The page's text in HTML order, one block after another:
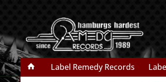
Label Remedy Records